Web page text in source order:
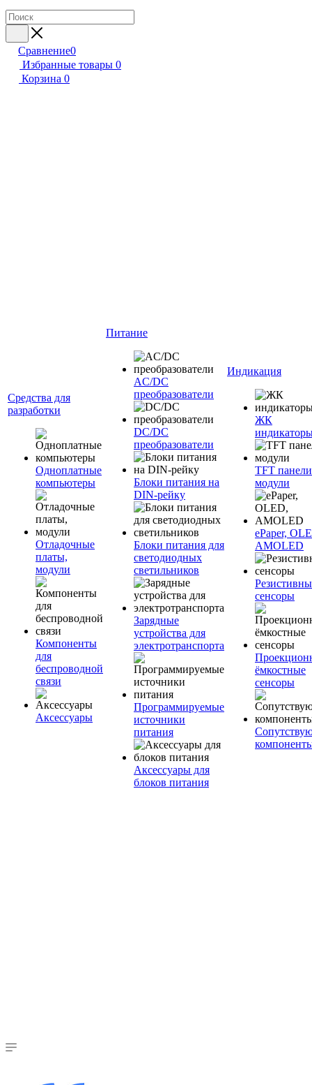
Сравнение0
Избранные товары 0
Корзина 0
Средства для
разработки
Одноплатные
компьютеры
Отладочные
платы,
модули
Компоненты
для
беспроводной
связи
Аксессуары
Питание
AC/DC
преобразователи
DC/DC
преобразователи
Блоки питания на
DIN-рейку
Блоки питания для
светодиодных
светильников
Зарядные
устройства для
электротранспорта
Программируемые
источники
питания
Аксессуары для
блоков питания
Индикация
ЖК
TFT
модули
ePaper,
AMOLED
сенсоры
ёмкостные
сенсоры